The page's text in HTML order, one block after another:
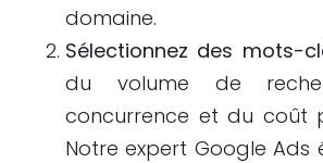
domaine.
Sélectionnez des mots-
du volume de
concurrence et du coût
Notre expert Google Ads